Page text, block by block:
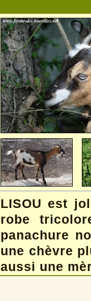
LISOU est
robe
panachure
une chèvre
aussi une